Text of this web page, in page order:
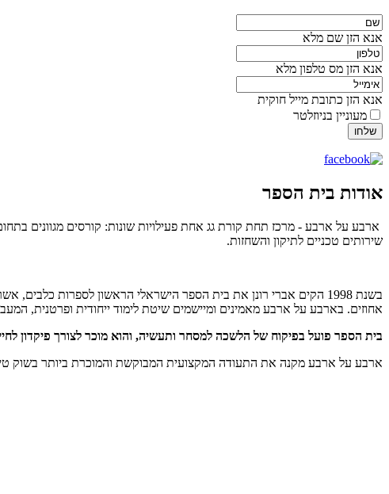
אנא הזן שם מלא
אנא הזן מס טלפון מלא
אנא הזן כתובת מייל חוקית
מעוניין בניוזלטר
אודות בית הספר
ארבע על ארבע - מרכז תחת קורת גג אחת פעילויות שונות: קורסים מגוונים
שירותים טכניים לתיקון והשחזות.
בשנת 1998 הקים אברי רונן את בית הספר הישראלי הראשון לספרות
אחוזים. בארבע על ארבע מאמינים ומיישמים שיטת לימוד ייחודית ופרטנית,
בית הספר פועל בפיקוח של הלשכה למסחר ותעשיה, והוא מוכר לצורך פיקדון
ארבע על ארבע מקנה את התעודה המקצועית המבוקשת והמוכרת ביותר בשוק